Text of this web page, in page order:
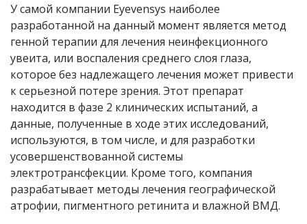
У самой компании Eyevensys наиболее
разработанной на данный момент является метод
генной терапии для лечения неинфекционного
увеита, или воспаления среднего слоя глаза,
которое без надлежащего лечения может привести
к серьезной потере зрения. Этот препарат
находится в фазе 2 клинических испытаний, а
данные, полученные в ходе этих исследований,
используются, в том числе, и для разработки
усовершенствованной системы
электротрансфекции. Кроме того, компания
разрабатывает методы лечения географической
атрофии, пигментного ретинита и влажной ВМД.